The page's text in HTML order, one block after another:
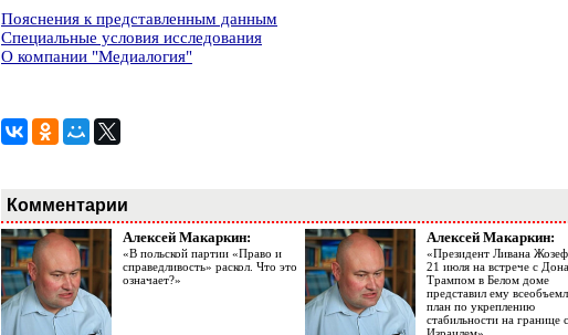
Пояснения к представленным данным
Специальные условия исследования
О компании "Медиалогия"
Комментарии
Алексей Макаркин:
«В польской партии «Право и
справедливость» раскол. Что это
означает?»
Алексей Макаркин:
«Президент Ливана
21 июля на встрече с
Трампом в Белом доме
представил ему
план по укреплению
стабильности на границе с